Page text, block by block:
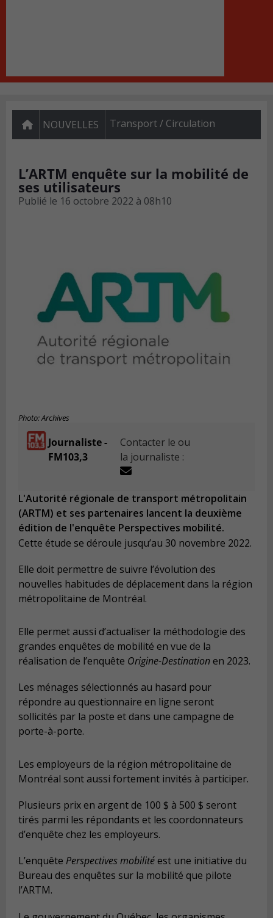
NOUVELLES Transport / Circulation
L’ARTM enquête sur la mobilité de
ses utilisateurs
Publié le 16 octobre 2022 à 08h10
Photo: Archives
Journaliste -
FM103,3
Contacter le ou
la journaliste :
L'Autorité régionale de transport métropolitain
(ARTM) et ses partenaires lancent la deuxième
édition de l'enquête Perspectives mobilité.
Cette étude se déroule jusqu’au 30 novembre 2022.
Elle doit permettre de suivre l’évolution des
nouvelles habitudes de déplacement dans la région
métropolitaine de Montréal.
Elle permet aussi d’actualiser la méthodologie des
grandes enquêtes de mobilité en vue de la
réalisation de l’enquête Origine-Destinationen 2023.
Les ménages sélectionnés au hasard pour
répondre au questionnaire en ligne seront
sollicités par la poste et dans une campagne de
porte-à-porte.
Les employeurs de la région métropolitaine de
Montréal sont aussi fortement invités à participer.
Plusieurs prix en argent de 100 $ à 500 $ seront
tirés parmi les répondants et les coordonnateurs
d’enquête chez les employeurs.
L’enquête Perspectives mobilitéest une initiative du
Bureau des enquêtes sur la mobilité que pilote
l’ARTM.